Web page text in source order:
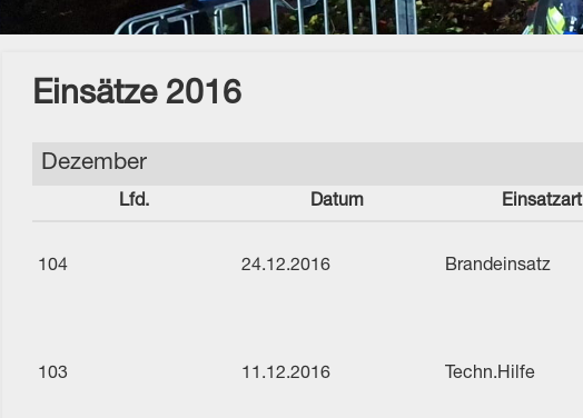
Einsätze 2016
Dezember
Lfd. Datum Einsatzart
104 24.12.2016 Brandeinsatz
103 11.12.2016 Techn.Hilfe